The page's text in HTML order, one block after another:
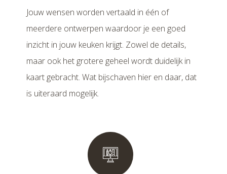
Jouw wensen worden vertaald in één of
meerdere ontwerpen waardoor je een goed
inzicht in jouw keuken krijgt. Zowel de details,
maar ook het grotere geheel wordt duidelijk in
kaart gebracht. Wat bijschaven hier en daar, dat
is uiteraard mogelijk.